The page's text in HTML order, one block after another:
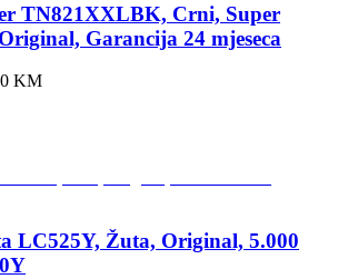
TN821XXLBK, Crni, Super
Garancija 24 mjeseca
KM
LC525Y, Žuta, Original, 5.000